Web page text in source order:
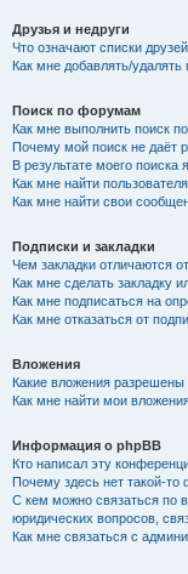
Друзья и недруги
Что означают списки
Как мне добавлять/удалять
Поиск по форумам
Как мне выполнить поиск
Почему мой поиск не даёт
В результате моего поиска
Как мне найти
Как мне найти свои
Подписки и закладки
Чем закладки отличаются
Как мне сделать закладку
Как мне подписаться на
Как мне отказаться от
Вложения
Какие вложения
Как мне найти мои
Информация о phpBB
Кто написал эту
Почему здесь нет такой-то
С кем можно связаться по
юридических вопросов,
Как мне связаться с